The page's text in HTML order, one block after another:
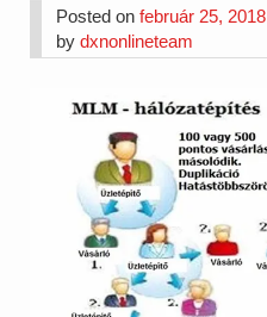
Posted onfebruár 25, 2018
bydxnonlineteam